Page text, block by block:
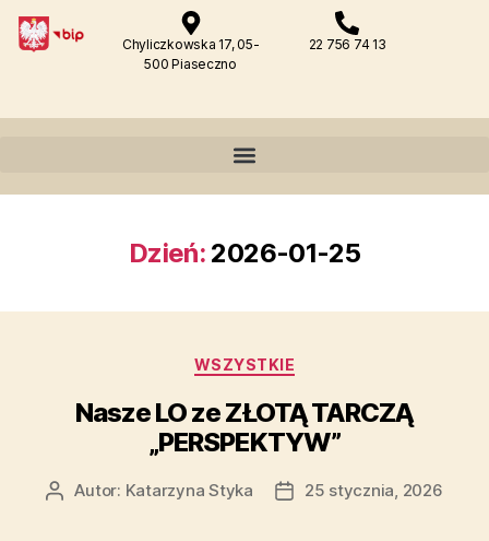
Chyliczkowska 17, 05-
500 Piaseczno
22 756 74 13
Dzień: 2026-01-25
WSZYSTKIE
Nasze LO ze ZŁOTĄ TARCZĄ
„PERSPEKTYW”
Autor: Katarzyna Styka 25 stycznia, 2026